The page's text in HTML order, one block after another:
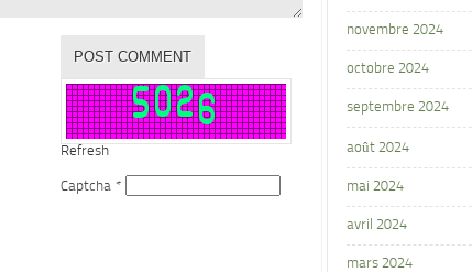
Refresh
Captcha *
novembre 2024
octobre 2024
septembre 2024
août 2024
mai 2024
avril 2024
mars 2024